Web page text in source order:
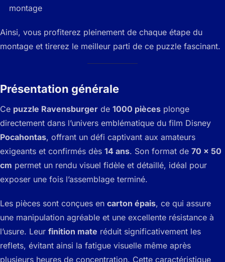
montage
Ainsi, vous profiterez pleinement de chaque étape du
montage et tirerez le meilleur parti de ce puzzle fascinant.
Présentation générale
Ce puzzle Ravensburger de 1000 pièces plonge
directement dans l’univers emblématique du film Disney
Pocahontas, offrant un défi captivant aux amateurs
exigeants et confirmés dès 14 ans. Son format de 70 x 50
cm permet un rendu visuel fidèle et détaillé, idéal pour
exposer une fois l’assemblage terminé.
Les pièces sont conçues en carton épais, ce qui assure
une manipulation agréable et une excellente résistance à
l’usure. Leur finition mate réduit significativement les
reflets, évitant ainsi la fatigue visuelle même après
plusieurs heures de concentration. Cette caractéristique